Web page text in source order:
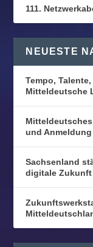
111.
NEUESTE
Tempo,
Mitteldeutsche
und Anmeldung
Sachsenland
digitale Zukunft